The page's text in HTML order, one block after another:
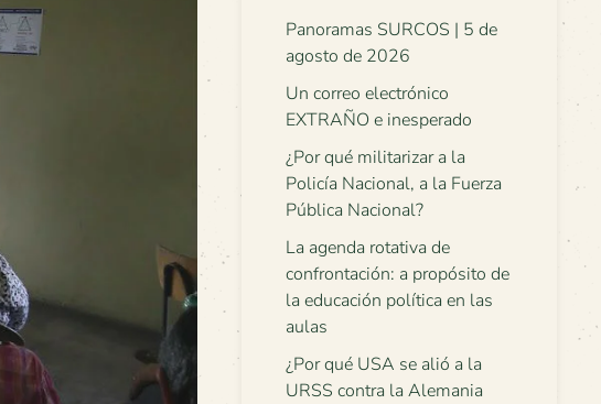
Panoramas SURCOS | 5 de
agosto de 2026
Un correo electrónico
EXTRAÑO e inesperado
¿Por qué militarizar a la
Policía Nacional, a la Fuerza
Pública Nacional?
La agenda rotativa de
confrontación: a propósito de
la educación política en las
aulas
¿Por qué USA se alió a la
URSS contra la Alemania